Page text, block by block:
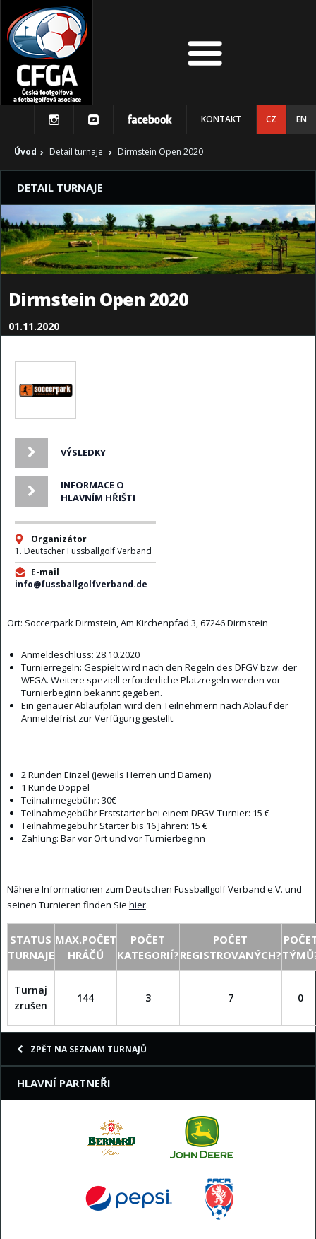
KONTAKT CZ EN
Úvod Detail turnaje Dirmstein Open 2020
DETAIL TURNAJE
Dirmstein Open 2020
01.11.2020
VÝSLEDKY
INFORMACE O
HLAVNÍM HŘIŠTI
Organizátor
1. Deutscher Fussballgolf Verband
E-mail
info@fussballgolfverband.de
Ort: Soccerpark Dirmstein, Am Kirchenpfad 3, 67246 Dirmstein
Anmeldeschluss: 28.10.2020
Turnierregeln: Gespielt wird nach den Regeln des DFGV bzw. der
WFGA. Weitere speziell erforderliche Platzregeln werden vor
Turnierbeginn bekannt gegeben.
Ein genauer Ablaufplan wird den Teilnehmern nach Ablauf der
Anmeldefrist zur Verfügung gestellt.
2 Runden Einzel (jeweils Herren und Damen)
1 Runde Doppel
Teilnahmegebühr: 30€
Teilnahmegebühr Erststarter bei einem DFGV-Turnier: 15 €
Teilnahmegebühr Starter bis 16 Jahren: 15 €
Zahlung: Bar vor Ort und vor Turnierbeginn
Nähere Informationen zum Deutschen Fussballgolf Verband e.V. und
seinen Turnieren finden Sie hier.
STATUS
TURNAJE
MAX.POČET
HRÁČŮ
POČET
KATEGORIÍ?
POČET
REGISTROVANÝCH?
Turnaj
zrušen
144 3 7 0
ZPĚT NA SEZNAM TURNAJŮ
HLAVNÍ PARTNEŘI